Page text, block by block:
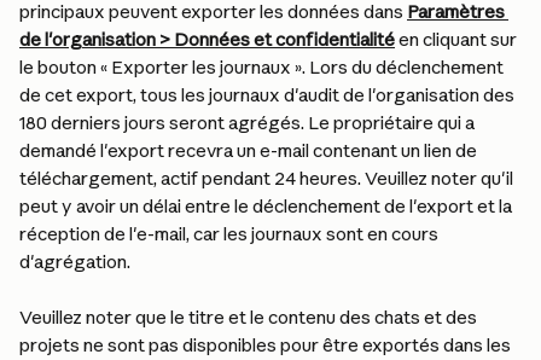
principaux peuvent exporter les données dans Paramètres
de l'organisation > Données et confidentialité en cliquant sur
le bouton « Exporter les journaux ». Lors du déclenchement
de cet export, tous les journaux d'audit de l'organisation des
180 derniers jours seront agrégés. Le propriétaire qui a
demandé l'export recevra un e-mail contenant un lien de
téléchargement, actif pendant 24 heures. Veuillez noter qu'il
peut y avoir un délai entre le déclenchement de l'export et la
réception de l'e-mail, car les journaux sont en cours
d'agrégation.
Veuillez noter que le titre et le contenu des chats et des
projets ne sont pas disponibles pour être exportés dans les